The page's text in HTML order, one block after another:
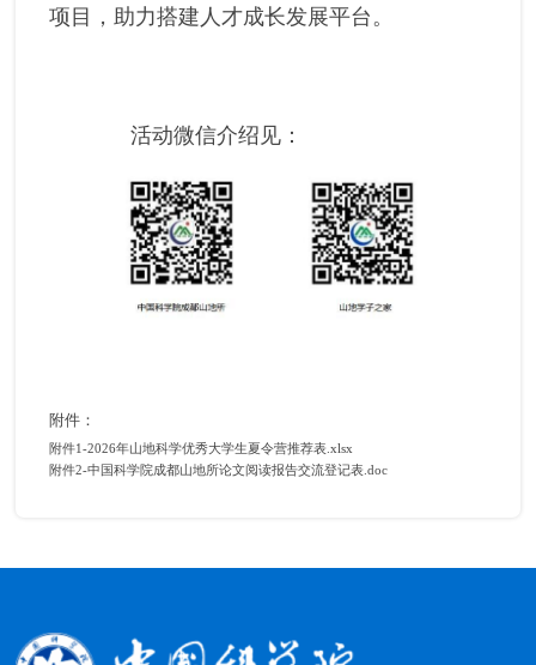
项目，助力搭建人才成长发展平台。
活动微信介绍见：
附件：
附件1-2026年山地科学优秀大学生夏令营推荐表.xlsx
附件2-中国科学院成都山地所论文阅读报告交流登记表.doc